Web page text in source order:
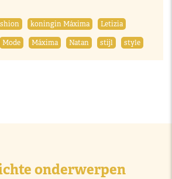
koningin Máxima
Letizia
Mode Máxima Natan stijl style
onderwerpen